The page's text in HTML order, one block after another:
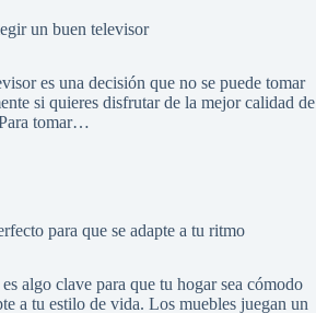
un buen televisor
es una decisión que no se puede tomar
si quieres disfrutar de la mejor calidad de
tomar…
para que se adapte a tu ritmo
algo clave para que tu hogar sea cómodo
a tu estilo de vida. Los muebles juegan un